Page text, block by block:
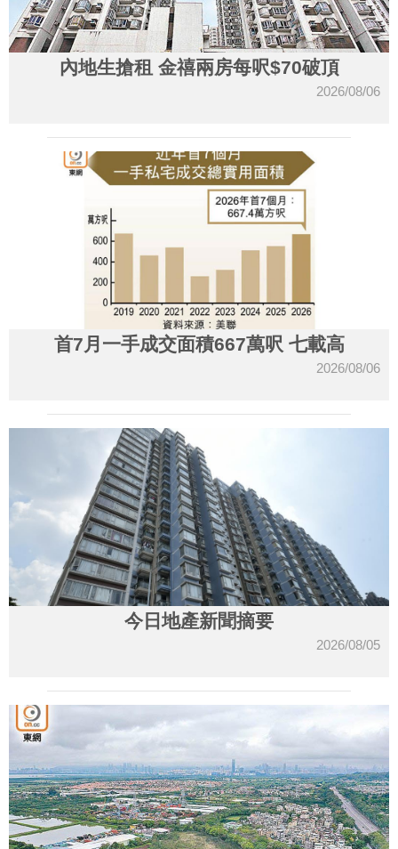
內地生搶租 金禧兩房每呎$70破頂
2026/08/06
首7月一手成交面積667萬呎 七載高
2026/08/06
今日地產新聞摘要
2026/08/05